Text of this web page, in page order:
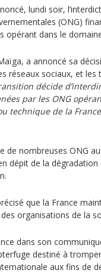
lundi soir,
(ONG)
opérant dans le
a annoncé sa
réseaux sociaux, et les
décide
par les ONG
technique de la
de nombreuses ONG
dépit de la
que la France
organisations de la
dans son
destiné à
aux fins de